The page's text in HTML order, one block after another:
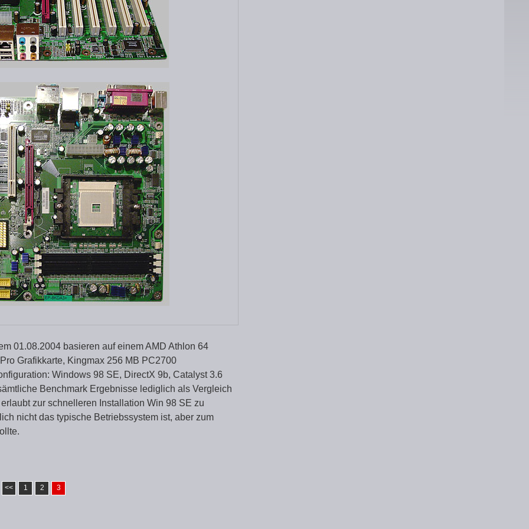
01.08.2004 basieren auf einem AMD Athlon 64
Grafikkarte, Kingmax 256 MB PC2700
Windows 98 SE, DirectX 9b, Catalyst 3.6
Benchmark Ergebnisse lediglich als Vergleich
zur schnelleren Installation Win 98 SE zu
nicht das typische Betriebssystem ist, aber zum
<< 1 2 3